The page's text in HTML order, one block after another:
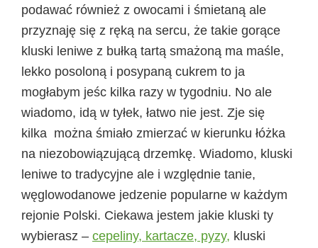
podawać również z owocami i śmietaną ale
przyznaję się z ręką na sercu, że takie gorące
kluski leniwe z bułką tartą smażoną ma maśle,
lekko posoloną i posypaną cukrem to ja
mogłabym jeśc kilka razy w tygodniu. No ale
wiadomo, idą w tyłek, łatwo nie jest. Zje się
kilka można śmiało zmierzać w kierunku łóżka
na niezobowiązującą drzemkę. Wiadomo, kluski
leniwe to tradycyjne ale i względnie tanie,
węglowodanowe jedzenie popularne w każdym
rejonie Polski. Ciekawa jestem jakie kluski ty
wybierasz – cepeliny, kartacze, pyzy, kluski